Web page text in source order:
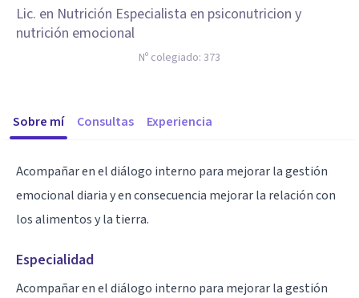
Lic. en Nutrición Especialista en psiconutricion y
nutrición emocional
Nº colegiado: 373
Sobre mí Consultas Experiencia
Acompañar en el diálogo interno para mejorar la gestión
emocional diaria y en consecuencia mejorar la relación con
los alimentos y la tierra.
Especialidad
Acompañar en el diálogo interno para mejorar la gestión